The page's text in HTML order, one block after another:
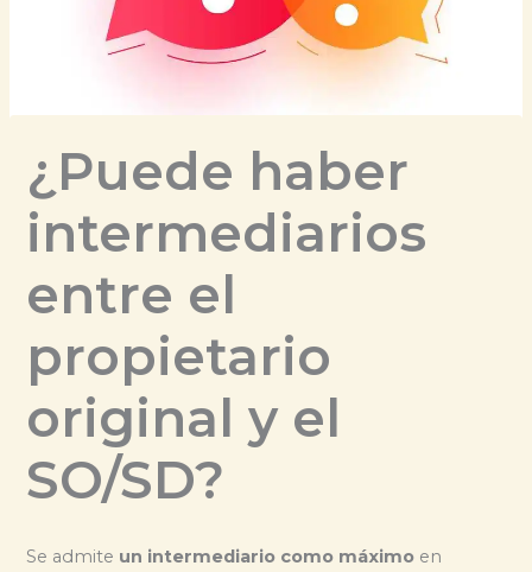
¿Puede haber
intermediarios
entre el
propietario
original y el
SO/SD?
Se admite un intermediario como máximo en